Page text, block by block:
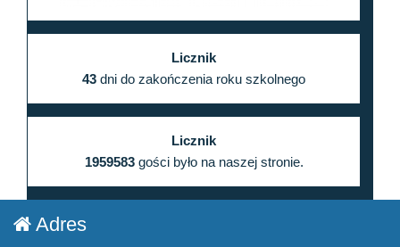
Licznik
43 dni do zakończenia roku szkolnego
Licznik
1959583gości było na naszej stronie.
Adres